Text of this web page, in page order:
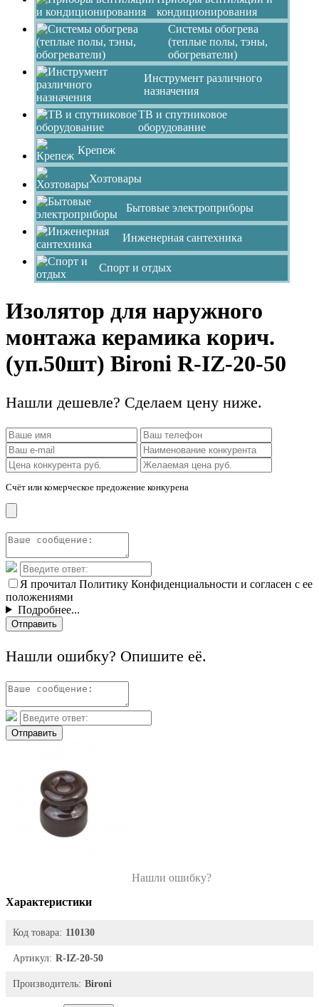
кондиционирования
Системы обогрева
(теплые полы, тэны,
обогреватели)
Инструмент различного
назначения
ТВ и спутниковое
оборудование
Крепеж
Хозтовары
Бытовые электроприборы
Инженерная сантехника
Спорт и отдых
Изолятор для наружного
монтажа керамика корич.
(уп.50шт) Bironi R-IZ-20-50
Нашли дешевле? Сделаем цену ниже.
Счёт или комерческое предожение конкурена
Я прочитал Политику Конфиденциальности и согласен с ее
положениями
Подробнее...
Отправить
Нашли ошибку? Опишите её.
Отправить
Нашли ошибку?
Характеристики
Код товара: 110130
Артикул: R-IZ-20-50
Производитель: Bironi